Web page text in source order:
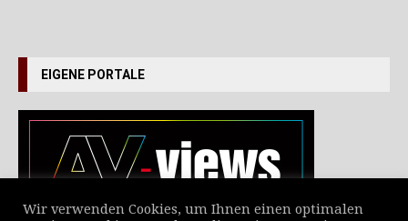
EIGENE PORTALE
Wir verwenden Cookies, um Ihnen einen optimalen